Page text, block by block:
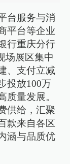
台服务与消
平台等企业
行重庆分行
场展区集中
、支付立减
投放100万
质量发展。
供给，汇聚
款来自各区
涵与品质优